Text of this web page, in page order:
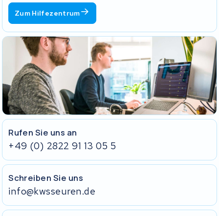
Zum Hilfezentrum
Rufen Sie uns an
+49 (0) 2822 91 13 05 5
Schreiben Sie uns
info@kwsseuren.de